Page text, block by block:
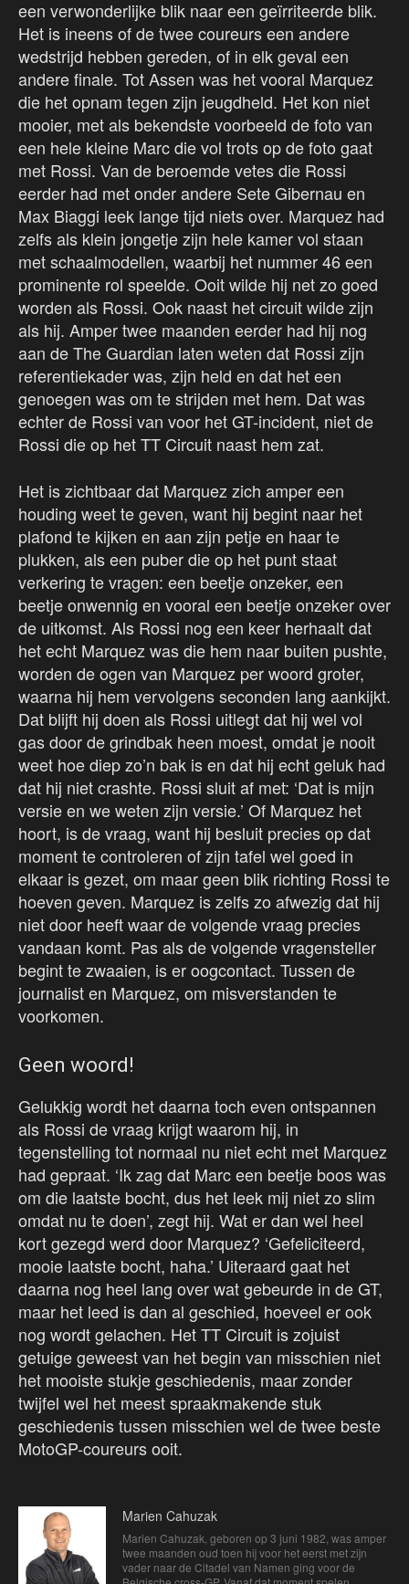
een verwonderlijke blik naar een geïrriteerde blik.
Het is ineens of de twee coureurs een andere
wedstrijd hebben gereden, of in elk geval een
andere finale. Tot Assen was het vooral Marquez
die het opnam tegen zijn jeugdheld. Het kon niet
mooier, met als bekendste voorbeeld de foto van
een hele kleine Marc die vol trots op de foto gaat
met Rossi. Van de beroemde vetes die Rossi
eerder had met onder andere Sete Gibernau en
Max Biaggi leek lange tijd niets over. Marquez had
zelfs als klein jongetje zijn hele kamer vol staan
met schaalmodellen, waarbij het nummer 46 een
prominente rol speelde. Ooit wilde hij net zo goed
worden als Rossi. Ook naast het circuit wilde zijn
als hij. Amper twee maanden eerder had hij nog
aan de The Guardian laten weten dat Rossi zijn
referentiekader was, zijn held en dat het een
genoegen was om te strijden met hem. Dat was
echter de Rossi van voor het GT-incident, niet de
Rossi die op het TT Circuit naast hem zat.
Het is zichtbaar dat Marquez zich amper een
houding weet te geven, want hij begint naar het
plafond te kijken en aan zijn petje en haar te
plukken, als een puber die op het punt staat
verkering te vragen: een beetje onzeker, een
beetje onwennig en vooral een beetje onzeker over
de uitkomst. Als Rossi nog een keer herhaalt dat
het echt Marquez was die hem naar buiten pushte,
worden de ogen van Marquez per woord groter,
waarna hij hem vervolgens seconden lang aankijkt.
Dat blijft hij doen als Rossi uitlegt dat hij wel vol
gas door de grindbak heen moest, omdat je nooit
weet hoe diep zo’n bak is en dat hij echt geluk had
dat hij niet crashte. Rossi sluit af met: ‘Dat is mijn
versie en we weten zijn versie.’ Of Marquez het
hoort, is de vraag, want hij besluit precies op dat
moment te controleren of zijn tafel wel goed in
elkaar is gezet, om maar geen blik richting Rossi te
hoeven geven. Marquez is zelfs zo afwezig dat hij
niet door heeft waar de volgende vraag precies
vandaan komt. Pas als de volgende vragensteller
begint te zwaaien, is er oogcontact. Tussen de
journalist en Marquez, om misverstanden te
voorkomen.
Geen woord!
Gelukkig wordt het daarna toch even ontspannen
als Rossi de vraag krijgt waarom hij, in
tegenstelling tot normaal nu niet echt met Marquez
had gepraat. ‘Ik zag dat Marc een beetje boos was
om die laatste bocht, dus het leek mij niet zo slim
omdat nu te doen’, zegt hij. Wat er dan wel heel
kort gezegd werd door Marquez? ‘Gefeliciteerd,
mooie laatste bocht, haha.’ Uiteraard gaat het
daarna nog heel lang over wat gebeurde in de GT,
maar het leed is dan al geschied, hoeveel er ook
nog wordt gelachen. Het TT Circuit is zojuist
getuige geweest van het begin van misschien niet
het mooiste stukje geschiedenis, maar zonder
twijfel wel het meest spraakmakende stuk
geschiedenis tussen misschien wel de twee beste
MotoGP-coureurs ooit.
Marien Cahuzak
Marien Cahuzak, geboren op 3 juni 1982, was amper
twee maanden oud toen hij voor het eerst met zijn
vader naar de Citadel van Namen ging voor de